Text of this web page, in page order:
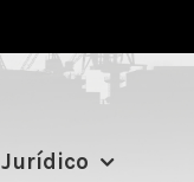
Jurídico